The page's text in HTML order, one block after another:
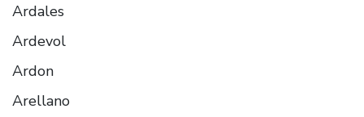
Ardales
Ardevol
Ardon
Arellano